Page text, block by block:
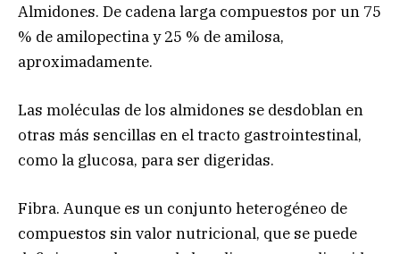
Almidones. De cadena larga compuestos por un 75
% de amilopectina y 25 % de amilosa,
aproximadamente.
Las moléculas de los almidones se desdoblan en
otras más sencillas en el tracto gastrointestinal,
como la glucosa, para ser digeridas.
Fibra. Aunque es un conjunto heterogéneo de
compuestos sin valor nutricional, que se puede